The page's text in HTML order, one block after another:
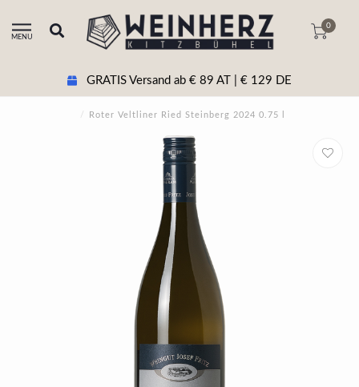
MENU
0
GRATIS Versand ab € 89 AT | € 129 DE
/ Roter Veltliner Ried Steinberg 2024 0.75 l